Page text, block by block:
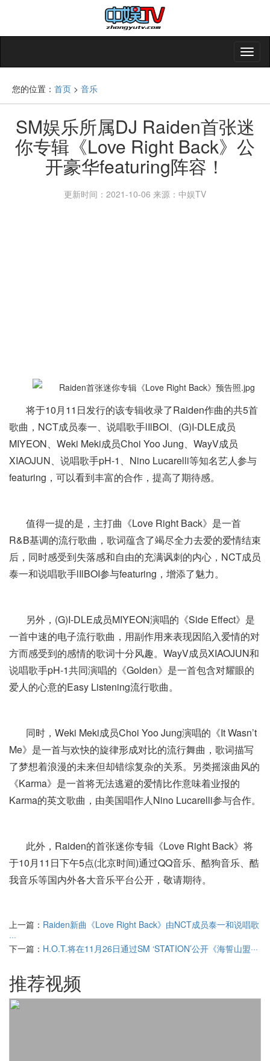
您的位置： 首页 > 音乐
SM娱乐所属DJ Raiden首张迷
你专辑《Love Right Back》公
开豪华featuring阵容！
更新时间：2021-10-06 来源：中娱TV
将于10月11日发行的该专辑收录了Raiden作曲的共5首
歌曲，NCT成员泰一、说唱歌手lIlBOI、(G)I-DLE成员
MIYEON、Weki Meki成员Choi Yoo Jung、WayV成员
XIAOJUN、说唱歌手pH-1、Nino Lucarelli等知名艺人参与
featuring，可以看到丰富的合作，提高了期待感。
值得一提的是，主打曲《Love Right Back》是一首
R&B基调的流行歌曲，歌词蕴含了竭尽全力去爱的爱情结束
后，同时感受到失落感和自由的充满讽刺的内心，NCT成员
泰一和说唱歌手lIlBOI参与featuring，增添了魅力。
另外，(G)I-DLE成员MIYEON演唱的《Side Effect》是
一首中速的电子流行歌曲，用副作用来表现因陷入爱情的对
方而感受到的感情的歌词十分风趣。WayV成员XIAOJUN和
说唱歌手pH-1共同演唱的《Golden》是一首包含对耀眼的
爱人的心意的Easy Listening流行歌曲。
同时，Weki Meki成员Choi Yoo Jung演唱的《It Wasn’t
Me》是一首与欢快的旋律形成对比的流行舞曲，歌词描写
了梦想着浪漫的未来但却错综复杂的关系。另类摇滚曲风的
《Karma》是一首将无法逃避的爱情比作意味着业报的
Karma的英文歌曲，由美国唱作人Nino Lucarelli参与合作。
此外，Raiden的首张迷你专辑《Love Right Back》将
于10月11日下午5点(北京时间)通过QQ音乐、酷狗音乐、酷
我音乐等国内外各大音乐平台公开，敬请期待。
上一篇： Raiden新曲《Love Right Back》由NCT成员泰一和说唱歌
···
下一篇： H.O.T.将在11月26日通过SM ‘STATION’公开《海誓山盟···
推荐视频